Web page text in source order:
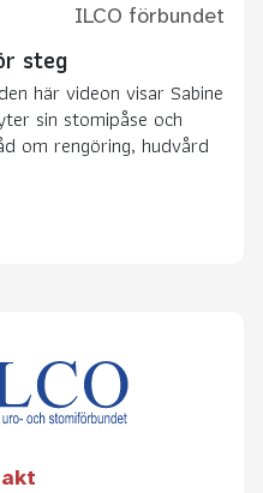
ILCO förbundet
steg
här videon visar Sabine
sin stomipåse och
om rengöring, hudvård